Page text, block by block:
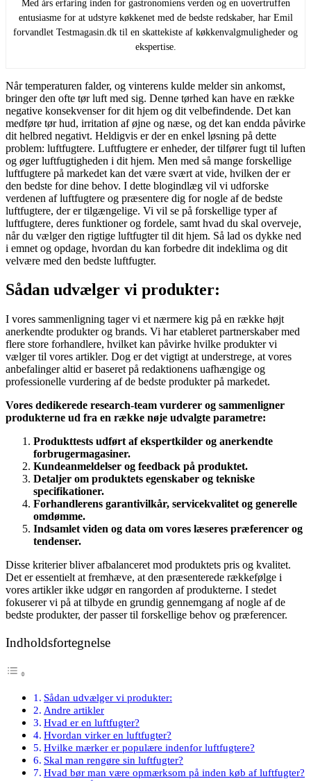
Med års erfaring inden for gastronomiens verden og en uovertruffen
entusiasme for at udstyre køkkenet med de bedste redskaber, har Emil
forvandlet Testmagasin.dk til en skattekiste af køkkenvalgmuligheder og
ekspertise.
Når temperaturen falder, og vinterens kulde melder sin ankomst,
bringer den ofte tør luft med sig. Denne tørhed kan have en række
negative konsekvenser for dit hjem og dit velbefindende. Det kan
medføre tør hud, irritation af øjne og næse, og det kan endda påvirke
dit helbred negativt. Heldigvis er der en enkel løsning på dette
problem: luftfugtere. Luftfugtere er enheder, der tilfører fugt til luften
og øger luftfugtigheden i dit hjem. Men med så mange forskellige
luftfugtere på markedet kan det være svært at vide, hvilken der er
den bedste for dine behov. I dette blogindlæg vil vi udforske
verdenen af luftfugtere og præsentere dig for nogle af de bedste
luftfugtere, der er tilgængelige. Vi vil se på forskellige typer af
luftfugtere, deres funktioner og fordele, samt hvad du skal overveje,
når du vælger den rigtige luftfugter til dit hjem. Så lad os dykke ned
i emnet og opdage, hvordan du kan forbedre dit indeklima og dit
velvære med den bedste luftfugter.
Sådan udvælger vi produkter:
I vores sammenligning tager vi et nærmere kig på en række højt
anerkendte produkter og brands. Vi har etableret partnerskaber med
flere store forhandlere, hvilket kan påvirke hvilke produkter vi
vælger til vores artikler. Dog er det vigtigt at understrege, at vores
anbefalinger altid er baseret på redaktionens uafhængige og
professionelle vurdering af de bedste produkter på markedet.
Vores dedikerede research-team vurderer og sammenligner
produkterne ud fra en række nøje udvalgte parametre:
Produkttests udført af ekspertkilder og anerkendte
forbrugermagasiner.
Kundeanmeldelser og feedback på produktet.
Detaljer om produktets egenskaber og tekniske
specifikationer.
Forhandlerens garantivilkår, servicekvalitet og generelle
omdømme.
Indsamlet viden og data om vores læseres præferencer og
tendenser.
Disse kriterier bliver afbalanceret mod produktets pris og kvalitet.
Det er essentielt at fremhæve, at den præsenterede rækkefølge i
vores artikler ikke udgør en rangorden af produkterne. I stedet
fokuserer vi på at tilbyde en grundig gennemgang af nogle af de
bedste produkter, der passer til forskellige behov og præferencer.
Indholdsfortegnelse
Sådan udvælger vi produkter:
Andre artikler
Hvad er en luftfugter?
Hvordan virker en luftfugter?
Hvilke mærker er populære indenfor luftfugtere?
Skal man rengøre sin luftfugter?
Hvad bør man være opmærksom på inden køb af luftfugter?